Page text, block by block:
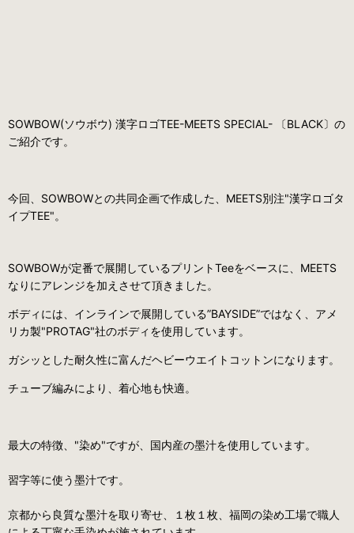
SOWBOW(ソウボウ) 漢字ロゴTEE-MEETS SPECIAL- 〔BLACK〕の
ご紹介です。
今回、SOWBOWとの共同企画で作成した、MEETS別注"漢字ロゴタ
イプTEE"。
SOWBOWが定番で展開しているプリントTeeをベースに、MEETS
なりにアレンジを加えさせて頂きました。
ボディには、インラインで展開している”BAYSIDE”ではなく、アメ
リカ製"PROTAG"社のボディを使用しています。
ガシッとした耐久性に富んだヘビーウエイトコットンになります。
チューブ編みにより、着心地も快適。
最大の特徴、"染め"ですが、国内産の墨汁を使用しています。
習字等に使う墨汁です。
京都から良質な墨汁を取り寄せ、１枚１枚、福岡の染め工場で職人